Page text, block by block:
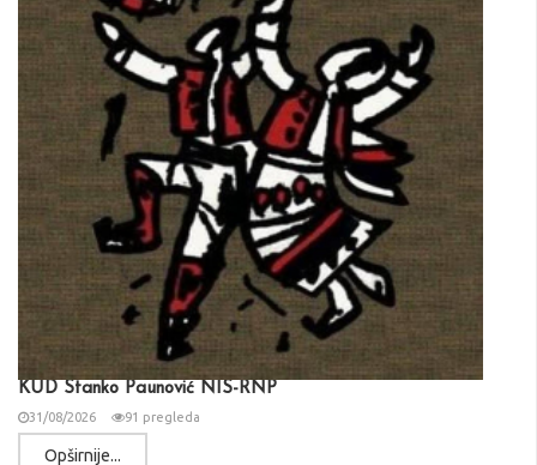
KUD Stanko Paunović NIS-RNP
31/08/2026 91 pregleda
Opširnije...